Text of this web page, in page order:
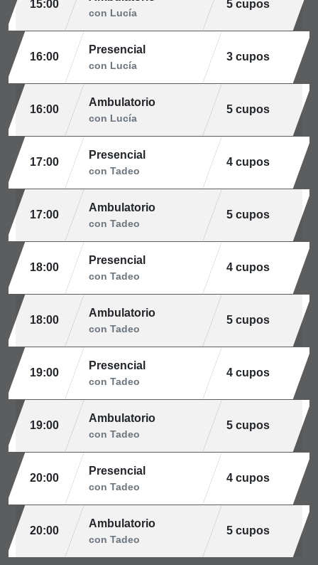
15:00
con Lucía
5 cupos
16:00
Presencial
con Lucía
3 cupos
16:00
Ambulatorio
con Lucía
5 cupos
17:00
Presencial
con Tadeo
4 cupos
17:00
Ambulatorio
con Tadeo
5 cupos
18:00
Presencial
con Tadeo
4 cupos
18:00
Ambulatorio
con Tadeo
5 cupos
19:00
Presencial
con Tadeo
4 cupos
19:00
Ambulatorio
con Tadeo
5 cupos
20:00
Presencial
con Tadeo
4 cupos
20:00
Ambulatorio
con Tadeo
5 cupos